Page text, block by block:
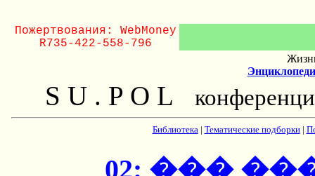
Пожертвования: WebMoney
R735-422-558-796
S U . P O L
Библиотека| Тематические подборки|
02: ���